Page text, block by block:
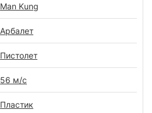
Man Kung
Арбалет
Пистолет
56 м/с
Пластик